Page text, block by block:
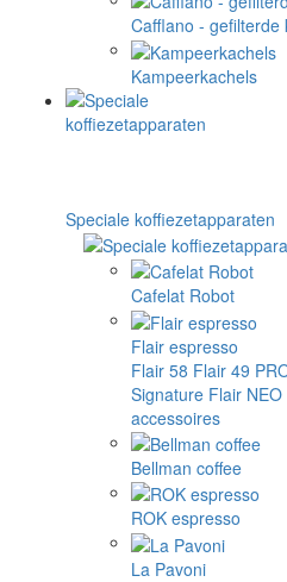
Cafflano - gefilterde
Kampeerkachels
Speciale koffiezetapparaten
Cafelat Robot
Flair espresso
Flair 58 Flair 49
Signature Flair
accessoires
Bellman coffee
ROK espresso
La Pavoni